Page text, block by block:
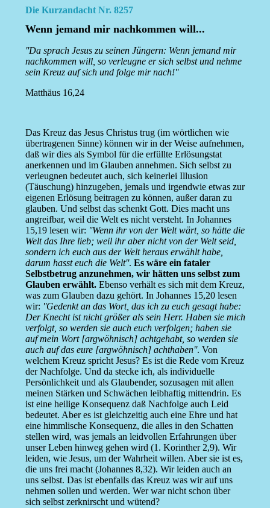
Die Kurzandacht Nr. 8257
Wenn jemand mir nachkommen will...
''Da sprach Jesus zu seinen Jüngern: Wenn jemand mir
nachkommen will, so verleugne er sich selbst und nehme
sein Kreuz auf sich und folge mir nach!''
Matthäus 16,24
Das Kreuz das Jesus Christus trug (im wörtlichen wie
übertragenen Sinne) können wir in der Weise aufnehmen,
daß wir dies als Symbol für die erfüllte Erlösungstat
anerkennen und im Glauben annehmen. Sich selbst zu
verleugnen bedeutet auch, sich keinerlei Illusion
(Täuschung) hinzugeben, jemals und irgendwie etwas zur
eigenen Erlösung beitragen zu können, außer daran zu
glauben. Und selbst das schenkt Gott. Dies macht uns
angreifbar, weil die Welt es nicht versteht. In Johannes
15,19 lesen wir: ''Wenn ihr von der Welt wärt, so hätte die
Welt das Ihre lieb; weil ihr aber nicht von der Welt seid,
sondern ich euch aus der Welt heraus erwählt habe,
darum hasst euch die Welt''. Es wäre ein fataler
Selbstbetrug anzunehmen, wir hätten uns selbst zum
Glauben erwählt.Ebenso verhält es sich mit dem Kreuz,
was zum Glauben dazu gehört. In Johannes 15,20 lesen
wir: ''Gedenkt an das Wort, das ich zu euch gesagt habe:
Der Knecht ist nicht größer als sein Herr. Haben sie mich
verfolgt, so werden sie auch euch verfolgen; haben sie
auf mein Wort [argwöhnisch] achtgehabt, so werden sie
auch auf das eure [argwöhnisch] achthaben''. Von
welchem Kreuz spricht Jesus? Es ist die Rede vom Kreuz
der Nachfolge. Und da stecke ich, als individuelle
Persönlichkeit und als Glaubender, sozusagen mit allen
meinen Stärken und Schwächen leibhaftig mittendrin. Es
ist eine heilige Konsequenz daß Nachfolge auch Leid
bedeutet. Aber es ist gleichzeitig auch eine Ehre und hat
eine himmlische Konsequenz, die alles in den Schatten
stellen wird, was jemals an leidvollen Erfahrungen über
unser Leben hinweg gehen wird (1. Korinther 2,9). Wir
leiden, wie Jesus, um der Wahrheit willen. Aber sie ist es,
die uns frei macht (Johannes 8,32). Wir leiden auch an
uns selbst. Das ist ebenfalls das Kreuz was wir auf uns
nehmen sollen und werden. Wer war nicht schon über
sich selbst zerknirscht und wütend?